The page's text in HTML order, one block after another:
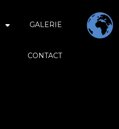
GALERIE
CONTACT